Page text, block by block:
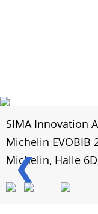
❮
SIMA Innovation
Michelin EVOBIB
Michelin, Halle